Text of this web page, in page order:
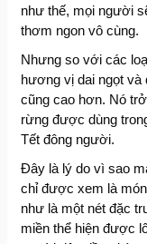
như thế, mọi người
thơm ngon vô cùng.
Nhưng so với các
hương vị dai ngọt và
cũng cao hơn. Nó
rừng được dùng
Tết đông người.
Đây là lý do vì sao
chỉ được xem là
như là một nét đặc
miền thể hiện được